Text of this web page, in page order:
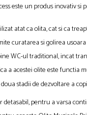
este un produs inovativ si
atat ca olita, cat si ca
curatarea si golirea
WC-ul traditional, incat
a acestei olite este functia
stadii de dezvoltare a
detasabil, pentru a varsa